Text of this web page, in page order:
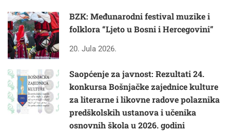
BZK: Međunarodni festival muzike i
folklora “Ljeto u Bosni i Hercegovini”
20. Jula 2026.
Saopćenje za javnost: Rezultati 24.
konkursa Bošnjačke zajednice kulture
za literarne i likovne radove polaznika
predškolskih ustanova i učenika
osnovnih škola u 2026. godini